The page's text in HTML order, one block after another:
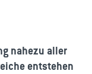
nahezu aller
entstehen